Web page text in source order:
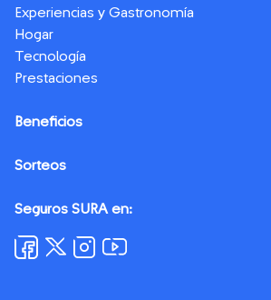
Experiencias y Gastronomía
Hogar
Tecnología
Prestaciones
Beneficios
Sorteos
Seguros SURA en: